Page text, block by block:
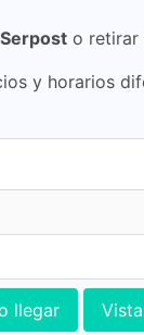
Serpost o retirar
y horarios
llegar